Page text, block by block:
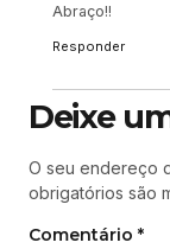
Abraço!!
Responder
Deixe
O seu endereço
obrigatórios são
Comentário *